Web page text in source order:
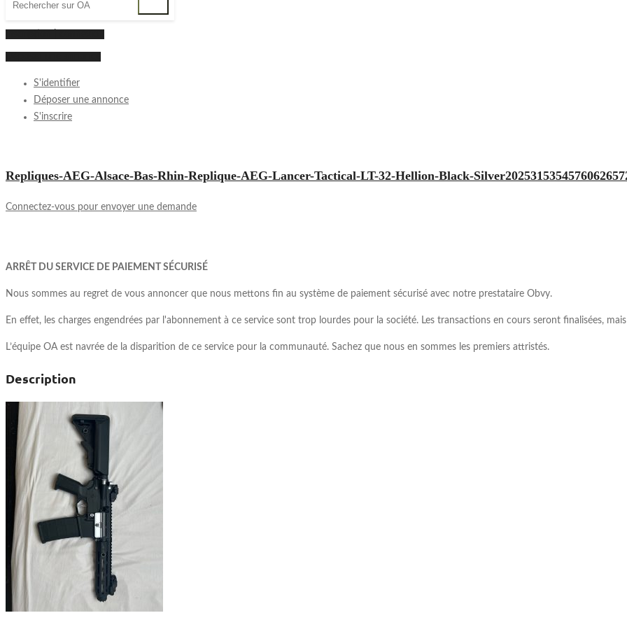
S'identifier
Déposer une annonce
S'inscrire
Repliques-AEG-Alsace-Bas-Rhin-Replique-AEG-Lancer-Tactical-LT-32-Hellion-Black-
Connectez-vous pour envoyer une demande
ARRÊT DU SERVICE DE PAIEMENT SÉCURISÉ
Nous sommes au regret de vous annoncer que nous mettons fin au système de paiement sécurisé avec notre prestataire Obvy.
En effet, les charges engendrées par l'abonnement à ce service sont trop lourdes pour la société. Les transactions en cours seront finalisées,
L’équipe OA est navrée de la disparition de ce service pour la communauté. Sachez que nous en sommes les premiers attristés.
Description